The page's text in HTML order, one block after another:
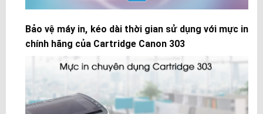
Bảo vệ máy in, kéo dài thời gian sử dụng với mực in
chính hãng của Cartridge Canon 303